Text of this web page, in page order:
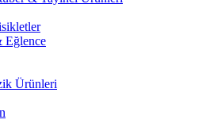
Eğlence
Ürünleri